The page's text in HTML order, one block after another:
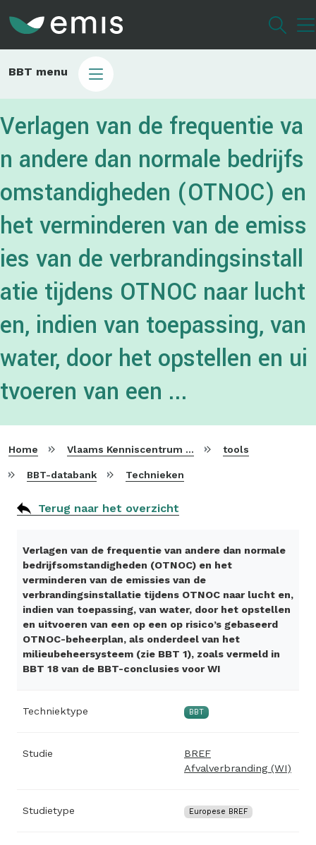
gaan
Main
BBT menu
Verlagen van de frequentie va
n andere dan normale bedrijfs
omstandigheden (OTNOC) en
het verminderen van de emiss
ies van de verbrandingsinstall
atie tijdens OTNOC naar lucht
en, indien van toepassing, van
water, door het opstellen en ui
tvoeren van een ...
Home Vlaams Kenniscentrum voor Beste Beschikbare Technieken tools
BBT-databank Technieken
Terug naar het overzicht
Verlagen van de frequentie van andere dan normale
bedrijfsomstandigheden (OTNOC) en het
verminderen van de emissies van de
verbrandingsinstallatie tijdens OTNOC naar lucht en,
indien van toepassing, van water, door het opstellen
en uitvoeren van een op een op risico’s gebaseerd
OTNOC-beheerplan, als onderdeel van het
milieubeheersysteem (zie BBT 1), zoals vermeld in
BBT 18 van de BBT-conclusies voor WI
Techniektype BBT
Studie
BREF
Afvalverbranding (WI)
Studietype Europese BREF